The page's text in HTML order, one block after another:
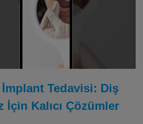
Tedavisi: Diş
İçin Kalıcı Çözümler